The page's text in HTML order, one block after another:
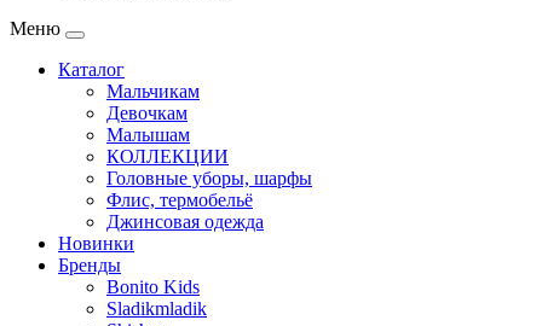
Меню
Каталог
Мальчикам
Девочкам
Малышам
КОЛЛЕКЦИИ
Головные уборы, шарфы
Флис, термобельё
Джинсовая одежда
Новинки
Бренды
Bonito Kids
Sladikmladik